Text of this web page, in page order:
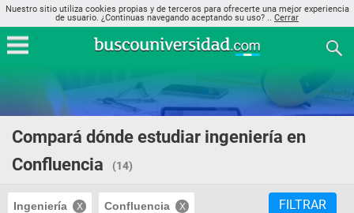
Nuestro sitio utiliza cookies propias y de terceros para ofrecerte una mejor experiencia
de usuario. ¿Continuas navegando aceptando su uso? .. Cerrar
Compará dónde estudiar ingeniería en
Confluencia
(14)
Ingeniería Confluencia FILTRAR